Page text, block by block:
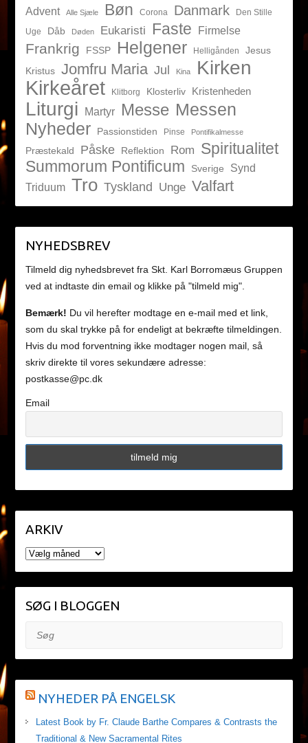
Advent Alle Sjæle Bøn Corona Danmark
Den Stille
Uge
Dåb Døden Eukaristi Faste Firmelse
Frankrig FSSP Helgener Helligånden
Jesus
Kristus Jomfru Maria Jul Kina Kirken
Kirkeåret Klitborg Klosterliv Kristenheden
Liturgi Martyr Messe Messen
Nyheder
Passionstiden Pinse Pontifikalmesse
Præstekald Påske Reflektion Rom Spiritualitet
Summorum Pontificum Sverige
Synd
Triduum Tro Tyskland Unge Valfart
NYHEDSBREV
Tilmeld dig nyhedsbrevet fra Skt. Karl Borromæus Gruppen
ved at indtaste din email og klikke på "tilmeld mig".
Bemærk! Du vil herefter modtage en e-mail med et link,
som du skal trykke på for endeligt at bekræfte tilmeldingen.
Hvis du mod forventning ikke modtager nogen mail, så
skriv direkte til vores sekundære adresse:
postkasse@pc.dk
Email
ARKIV
ARKIV
SØG I BLOGGEN
Søg
NYHEDER PÅ ENGELSK
Latest Book by Fr. Claude Barthe Compares & Contrasts the
Traditional & New Sacramental Rites